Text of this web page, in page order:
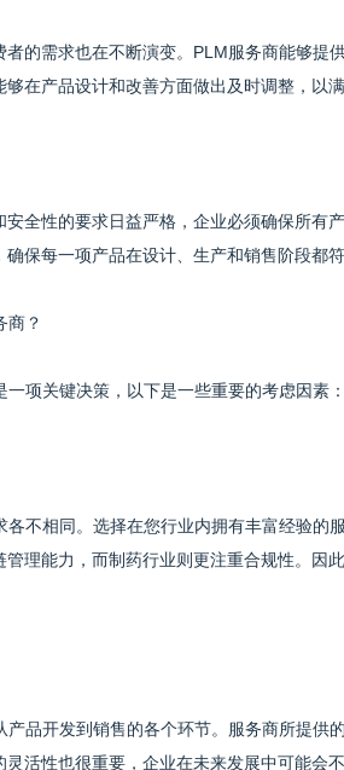
的需求也在不断演变。PLM服务商能够提
在产品设计和改善方面做出及时调整，以
安全性的要求日益严格，企业必须确保所有
保每一项产品在设计、生产和销售阶段都
商？
一项关键决策，以下是一些重要的考虑因素
各不相同。选择在您行业内拥有丰富经验的
管理能力，而制药行业则更注重合规性。因
产品开发到销售的各个环节。服务商所提
活性也很重要，企业在未来发展中可能会